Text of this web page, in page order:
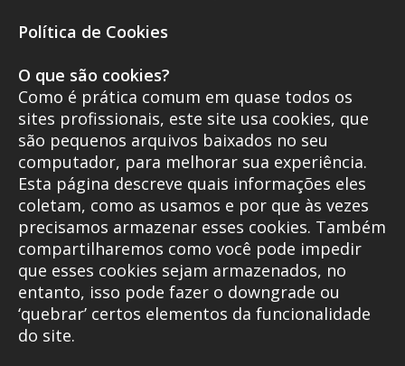
Política de Cookies
O que são cookies?
Como é prática comum em quase todos os
sites profissionais, este site usa cookies, que
são pequenos arquivos baixados no seu
computador, para melhorar sua experiência.
Esta página descreve quais informações eles
coletam, como as usamos e por que às vezes
precisamos armazenar esses cookies. Também
compartilharemos como você pode impedir
que esses cookies sejam armazenados, no
entanto, isso pode fazer o downgrade ou
‘quebrar’ certos elementos da funcionalidade
do site.